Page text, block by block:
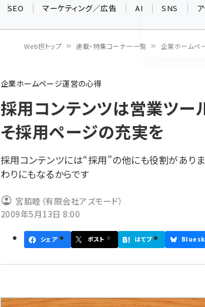
SEO マーケティング／広告 AI SNS
ン
く
ず
Web担トップ 連載・特集コーナー一覧 企業ホームペ
企業ホームページ運営の心得
採用コンテンツは営業ツー
そ採用ページの充実を
採用コンテンツには“採用”の他にも役割があり
わりにもなるからです
宮脇睦（有限会社アズモード）
2009年5月13日 8:00
シェア ポスト はてブ